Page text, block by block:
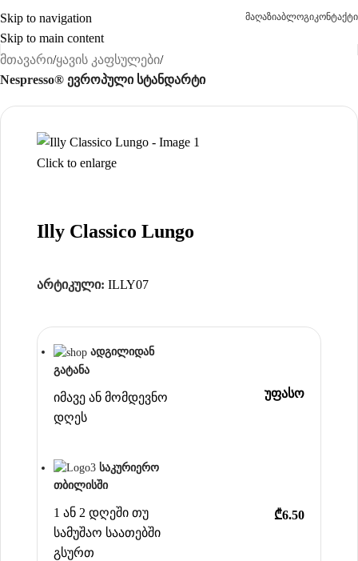
Skip to navigation
Skip to main content
მაღაზიაბლოგიკონტაქტი
მთავარი ყავის კაფსულები
Nespresso® ევროპული სტანდარტი
Click to enlarge
Illy Classico Lungo
არტიკული: ILLY07
ადგილიდან
გატანა
იმავე ან მომდევნო
დღეს
უფასო
საკურიერო
თბილისში
1 ან 2 დღეში თუ
სამუშაო საათებში
გსურთ
₾6.50